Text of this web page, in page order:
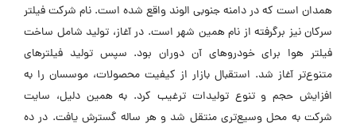
همدان است که در دامنه جنوبی الوند واقع شده است. نام شرکت فیلتر
سرکان نیز برگرفته از نام همین شهر است. در آغاز، تولید شامل ساخت
فیلتر هوا برای خودروهای آن دوران بود. سپس تولید فیلترهای
متنوع‌تر آغاز شد. استقبال بازار از کیفیت محصولات، موسسان را به
افزایش حجم و تنوع تولیدات ترغیب کرد. به همین دلیل، سایت
شرکت به محل وسیع‌تری منتقل شد و هر ساله گسترش یافت. در ده